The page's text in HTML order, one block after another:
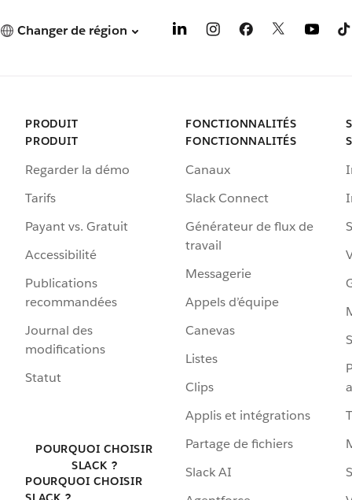
Changer de région
PRODUIT
PRODUIT
Regarder la démo
Tarifs
Payant vs. Gratuit
Accessibilité
Publications
recommandées
Journal des
modifications
Statut
POURQUOI CHOISIR
SLACK ?
POURQUOI CHOISIR
FONCTIONNALITÉS
FONCTIONNALITÉS
Canaux
Slack Connect
Générateur de flux de
travail
Messagerie
Appels d’équipe
Canevas
Listes
Clips
Applis et intégrations
Partage de fichiers
Slack AI